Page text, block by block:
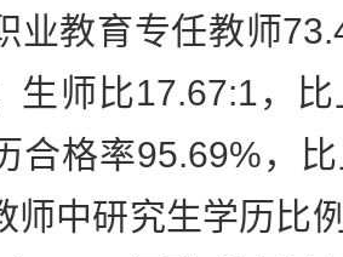
教育专任教师
生师比17.67:1，
合格率95.69%，
师中研究生学历比